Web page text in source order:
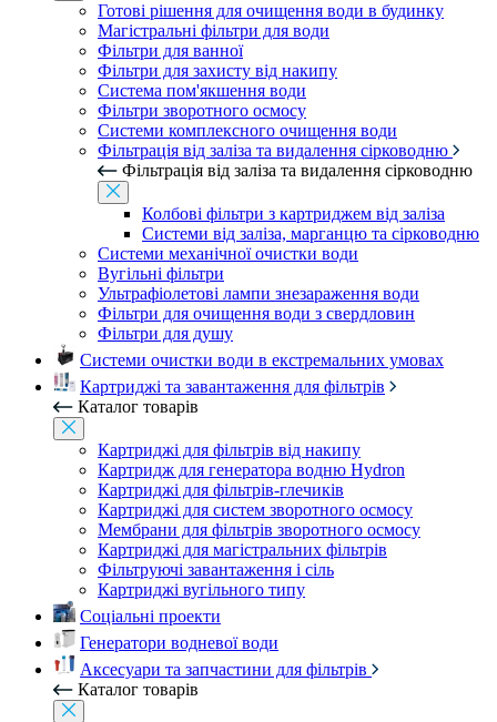
Готові рішення для очищення води в будинку
Магістральні фільтри для води
Фільтри для ванної
Фільтри для захисту від накипу
Система пом'якшення води
Фільтри зворотного осмосу
Системи комплексного очищення води
Фільтрація від заліза та видалення сірководню
Фільтрація від заліза та видалення сірководню
Колбові фільтри з картриджем від заліза
Системи від заліза, марганцю та сірководню
Системи механічної очистки води
Вугільні фільтри
Ультрафіолетові лампи знезараження води
Фільтри для очищення води з свердловин
Фільтри для душу
Системи очистки води в екстремальних умовах
Картриджі та завантаження для фільтрів
Каталог товарів
Картриджі для фільтрів від накипу
Картридж для генератора водню Hydron
Картриджі для фільтрів-глечиків
Картриджі для систем зворотного осмосу
Мембрани для фільтрів зворотного осмосу
Картриджі для магістральних фільтрів
Фільтруючі завантаження і сіль
Картриджі вугільного типу
Соціальні проекти
Генератори водневої води
Аксесуари та запчастини для фільтрів
Каталог товарів